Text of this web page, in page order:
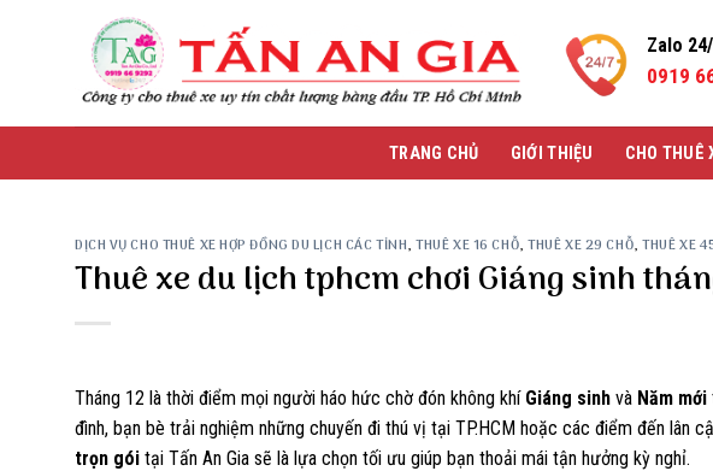
Zalo
0919
TRANG CHỦ GIỚI THIỆU CHO THUÊ
DỊCH VỤ CHO THUÊ XE HỢP ĐỒNG DU LỊCH CÁC TỈNH,THUÊ XE 16 CHỖ,THUÊ XE 29 CHỖ,THUÊ XE
Thuê xe du lịch tphcm chơi Giáng sinh
Tháng 12 là thời điểm mọi người háo hức chờ đón không khí Giáng sinh và Năm mới
đình, bạn bè trải nghiệm những chuyến đi thú vị tại TP.HCM hoặc các điểm đến lân
trọn gói tại Tấn An Gia sẽ là lựa chọn tối ưu giúp bạn thoải mái tận hưởng kỳ nghỉ.